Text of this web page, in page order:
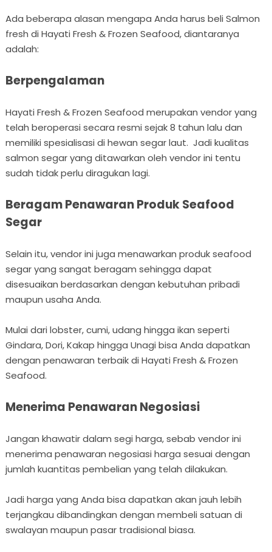
Ada beberapa alasan mengapa Anda harus beli Salmon
fresh di Hayati Fresh & Frozen Seafood, diantaranya
adalah:
Berpengalaman
Hayati Fresh & Frozen Seafood merupakan vendor yang
telah beroperasi secara resmi sejak 8 tahun lalu dan
memiliki spesialisasi di hewan segar laut. Jadi kualitas
salmon segar yang ditawarkan oleh vendor ini tentu
sudah tidak perlu diragukan lagi.
Beragam Penawaran Produk Seafood
Segar
Selain itu, vendor ini juga menawarkan produk seafood
segar yang sangat beragam sehingga dapat
disesuaikan berdasarkan dengan kebutuhan pribadi
maupun usaha Anda.
Mulai dari lobster, cumi, udang hingga ikan seperti
Gindara, Dori, Kakap hingga Unagi bisa Anda dapatkan
dengan penawaran terbaik di Hayati Fresh & Frozen
Seafood.
Menerima Penawaran Negosiasi
Jangan khawatir dalam segi harga, sebab vendor ini
menerima penawaran negosiasi harga sesuai dengan
jumlah kuantitas pembelian yang telah dilakukan.
Jadi harga yang Anda bisa dapatkan akan jauh lebih
terjangkau dibandingkan dengan membeli satuan di
swalayan maupun pasar tradisional biasa.